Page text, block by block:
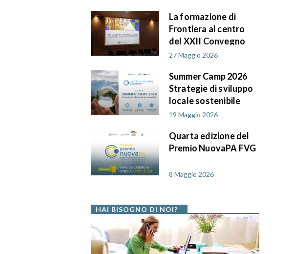
9001:2015
La formazione di
Frontiera al centro
del XXII Convegno
AIF PA in FVG
27 Maggio 2026
Summer Camp 2026
Strategie di sviluppo
locale sostenibile
19 Maggio 2026
Quarta edizione del
Premio NuovaPA FVG
8 Maggio 2026
HAI BISOGNO DI NOI?